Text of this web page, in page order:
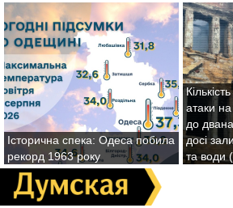
Історична спека: Одеса побила
рекорд 1963 року
атаки
до
досі
та води